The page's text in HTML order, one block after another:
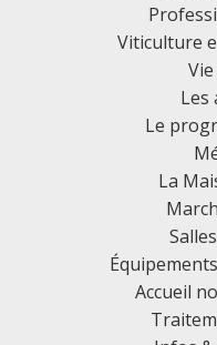
Viticulture
Les
Le
La
Accueil